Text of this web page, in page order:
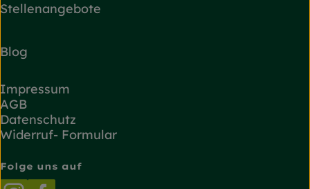
Stellenangebote
Blog
Impressum
AGB
Datenschutz
Widerruf- Formular
Folge uns auf